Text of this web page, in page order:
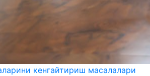
кенгайтириш масалалари